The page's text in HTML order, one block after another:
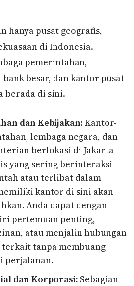
hanya pusat geografis,
di Indonesia.
pemerintahan,
besar, dan kantor pusat
berada di sini.
dan Kebijakan: Kantor-
lembaga negara, dan
berlokasi di Jakarta
yang sering berinteraksi
atau terlibat dalam
kantor di sini akan
Anda dapat dengan
pertemuan penting,
atau menjalin hubungan
terkait tanpa membuang
perjalanan.
dan Korporasi: Sebagian